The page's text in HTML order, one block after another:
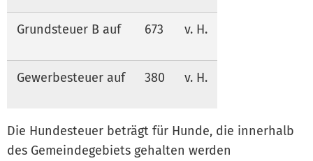
Grundsteuer B auf 673 v. H.
Gewerbesteuer auf 380 v. H.
Die Hundesteuer beträgt für Hunde, die innerhalb
des Gemeindegebiets gehalten werden